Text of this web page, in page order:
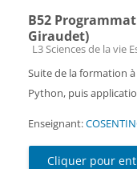
B52
Giraudet)
Catégorie de cours
L3 Sciences de la vie
Suite de la formation
Python, puis
Enseignant:
Cliquer pour